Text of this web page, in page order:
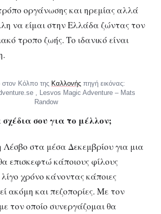
οργάνωσης και ηρεμίας αλλά
να είμαι στην Ελλάδα ζώντας τον
τροπο ζωής. Το ιδανικό είναι
στον Κόλπο της Καλλονήςπηγή εικόνας:
, Lesvos Magic Adventure – Mats
Randow
σου για το μέλλον;
στα μέσα Δεκεμβρίου για μια
επισκεφτώ κάποιους φίλους
χρόνο κάνοντας κάποιες
ακόμη και πεζοπορίες. Με τον
τον οποίο συνεργάζομαι θα